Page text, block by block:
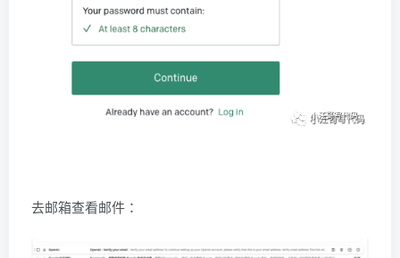
去邮箱查看邮件：